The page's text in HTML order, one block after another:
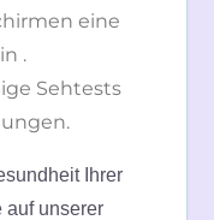
eine
.
Sehtests
Ihrer
auf unserer